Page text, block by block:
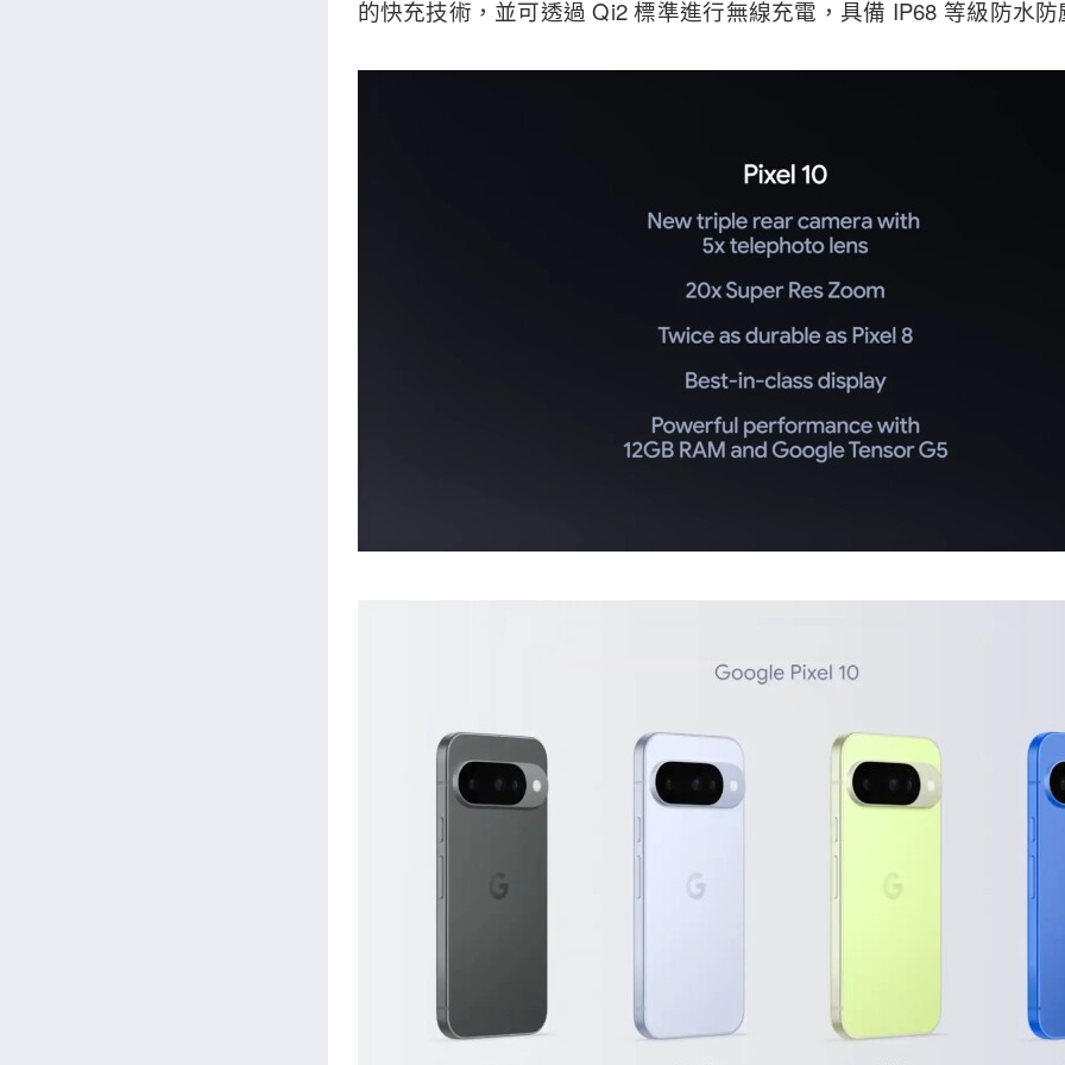
的快充技術，並可透過 Qi2 標準進行無線充電，具備 IP68 等級防水防